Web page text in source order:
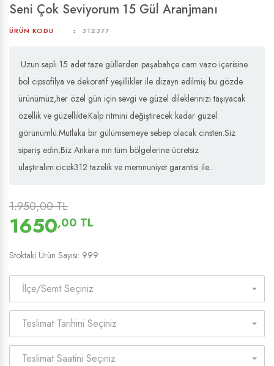
Seni Çok Seviyorum 15 Gül Aranjmanı
ÜRÜN KODU 312377
Uzun saplı 15 adet taze güllerden paşabahçe cam vazo içerisine
bol cipsofilya ve dekoratif yeşillikler ile dizayn edilmiş bu gözde
ürünümüz,her özel gün için sevgi ve güzel dileklerinizi taşıyacak
özellik ve güzellikte.Kalp ritmini değiştirecek kadar güzel
görünümlü.Mutlaka bir gülümsemeye sebep olacak cinsten.Siz
sipariş edin;Biz Ankara nın tüm bölgelerine ücretsiz
ulaştıralım.cicek312 tazelik ve memnuniyet garantisi ile...
1.950,00 TL
1650,00 TL
Stoktaki Ürün Sayısı: 999
İlçe/Semt Seçiniz
Teslimat Tarihini Seçiniz
Teslimat Saatini Seçiniz